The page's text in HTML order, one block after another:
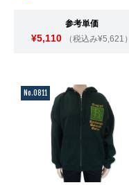
参考単価
¥5,110 （税込み¥5,621）
No.0811